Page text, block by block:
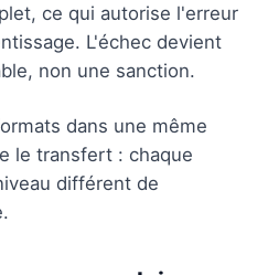
ce qui autorise l'erreur
L'échec devient
non une sanction.
dans une même
le transfert : chaque
différent de